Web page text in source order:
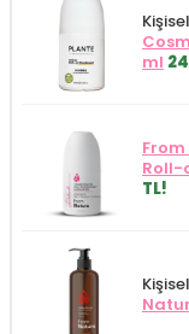
ml
Roll-
TL!